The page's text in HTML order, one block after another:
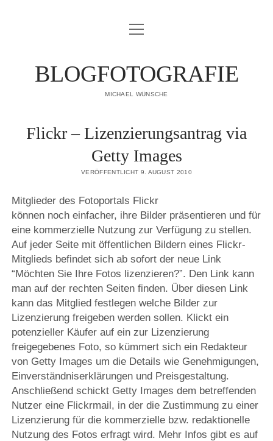
IMPRESSUM
Menü
öffnen
BLOGFOTOGRAFIE
MICHAEL WÜNSCHE
Flickr – Lizenzierungsantrag via
Getty Images
VERÖFFENTLICHT 9. AUGUST 2010
Mitglieder des Fotoportals Flickr
können noch einfacher, ihre Bilder präsentieren und für
eine kommerzielle Nutzung zur Verfügung zu stellen.
Auf jeder Seite mit öffentlichen Bildern eines Flickr-
Mitglieds befindet sich ab sofort der neue Link
“Möchten Sie Ihre Fotos lizenzieren?”. Den Link kann
man auf der rechten Seiten finden. Über diesen Link
kann das Mitglied festlegen welche Bilder zur
Lizenzierung freigeben werden sollen. Klickt ein
potenzieller Käufer auf ein zur Lizenzierung
freigegebenes Foto, so kümmert sich ein Redakteur
von Getty Images um die Details wie Genehmigungen,
Einverständniserklärungen und Preisgestaltung.
Anschließend schickt Getty Images dem betreffenden
Nutzer eine Flickrmail, in der die Zustimmung zu einer
Lizenzierung für die kommerzielle bzw. redaktionelle
Nutzung des Fotos erfragt wird. Mehr Infos gibt es auf